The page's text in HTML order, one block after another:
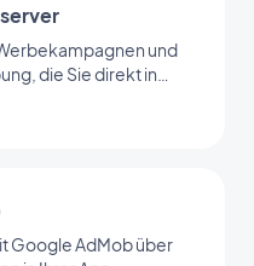
und
die Sie direkt in
Google AdMob über